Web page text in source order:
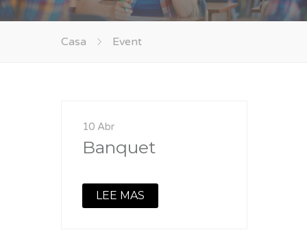
Casa Event
10 Abr
Banquet
LEE MAS